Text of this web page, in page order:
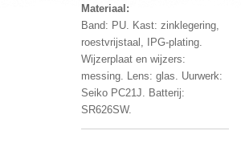
Materiaal:
Band: PU. Kast: zinklegering,
roestvrijstaal, IPG-plating.
Wijzerplaat en wijzers:
messing. Lens: glas. Uurwerk:
Seiko PC21J. Batterij:
SR626SW.